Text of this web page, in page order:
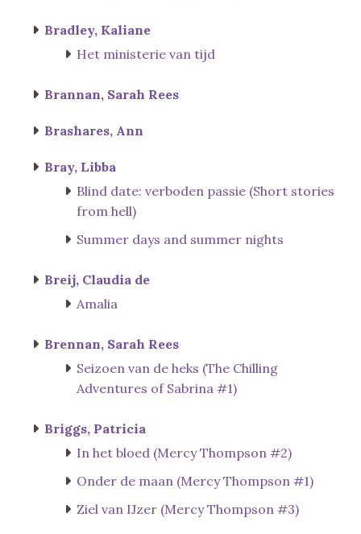
Bradley, Kaliane
Het ministerie van tijd
Brannan, Sarah Rees
Brashares, Ann
Bray, Libba
Blind date: verboden passie (Short stories
from hell)
Summer days and summer nights
Breij, Claudia de
Amalia
Brennan, Sarah Rees
Seizoen van de heks (The Chilling
Adventures of Sabrina #1)
Briggs, Patricia
In het bloed (Mercy Thompson #2)
Onder de maan (Mercy Thompson #1)
Ziel van IJzer (Mercy Thompson #3)